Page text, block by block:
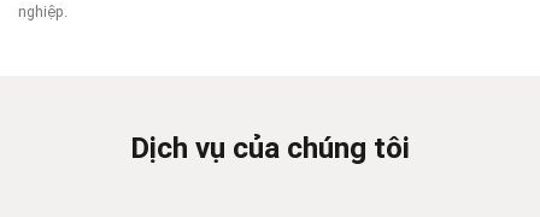
nghiệp.
Dịch vụ của chúng tôi